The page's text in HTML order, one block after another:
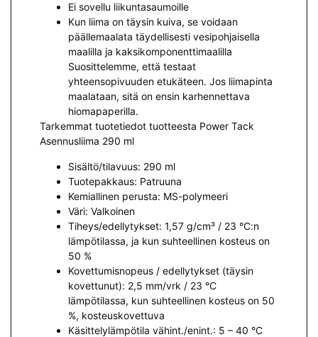
Ei sovellu liikuntasaumoille
Kun liima on täysin kuiva, se voidaan
päällemaalata täydellisesti vesipohjaisella
maalilla ja kaksikomponenttimaalilla
Suosittelemme, että testaat
yhteensopivuuden etukäteen. Jos liimapinta
maalataan, sitä on ensin karhennettava
hiomapaperilla.
Tarkemmat tuotetiedot tuotteesta Power Tack
Asennusliima 290 ml
Sisältö/tilavuus: 290 ml
Tuotepakkaus: Patruuna
Kemiallinen perusta: MS-polymeeri
Väri: Valkoinen
Tiheys/edellytykset: 1,57 g/cm³ / 23 °C:n
lämpötilassa, ja kun suhteellinen kosteus on
50 %
Kovettumisnopeus / edellytykset (täysin
kovettunut): 2,5 mm/vrk / 23 °C
lämpötilassa, kun suhteellinen kosteus on 50
%, kosteuskovettuva
Käsittelylämpötila vähint./enint.: 5 – 40 °C